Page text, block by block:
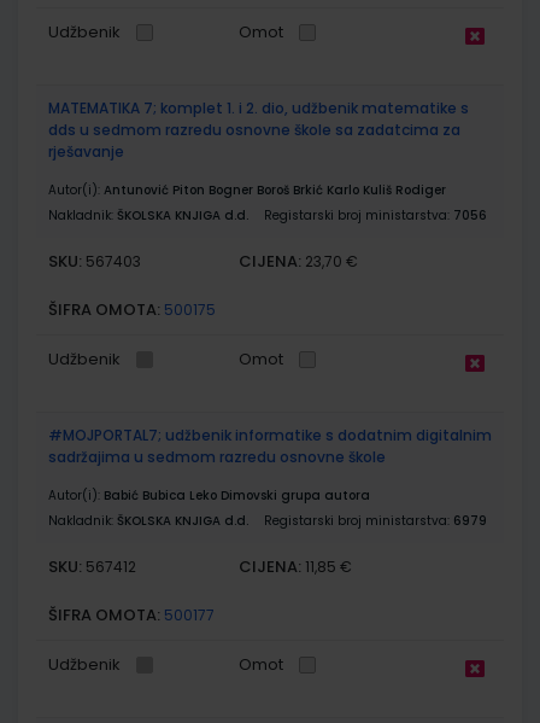
Udžbenik Omot
MATEMATIKA 7; komplet 1. i 2. dio, udžbenik matematike s
dds u sedmom razredu osnovne škole sa zadatcima za
rješavanje
Autor(i): Antunović Piton Bogner Boroš Brkić Karlo Kuliš Rodiger
Nakladnik: ŠKOLSKA KNJIGA d.d. Registarski broj ministarstva: 7056
SKU: 567403 CIJENA: 23,70 €
ŠIFRA OMOTA: 500175
Udžbenik Omot
#MOJPORTAL7; udžbenik informatike s dodatnim digitalnim
sadržajima u sedmom razredu osnovne škole
Autor(i): Babić Bubica Leko Dimovski grupa autora
Nakladnik: ŠKOLSKA KNJIGA d.d. Registarski broj ministarstva: 6979
SKU: 567412 CIJENA: 11,85 €
ŠIFRA OMOTA: 500177
Udžbenik Omot